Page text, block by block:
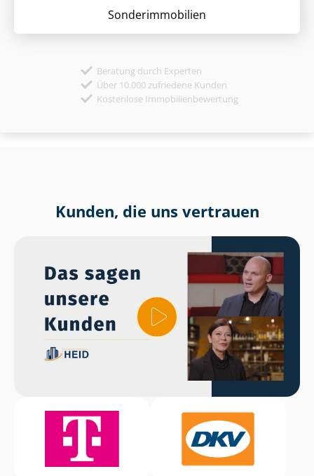
Sonder­immobilien
Beratung durch Experten
Über 10.000 zufriedene Kunden
Kostenlose Immobilienbewertung
Kunden, die uns vertrauen